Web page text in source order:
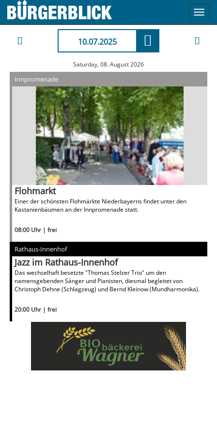
10.07.2025
Saturday, 08. August 2026
Innpromenade
Flohmarkt
Einer der schönsten Flohmärkte Niederbayerns findet unter den
Kastanienbäumen an der Innpromenade statt.
08:00 Uhr | frei
Rathaus-Innenhof
Jazz im Rathaus-Innenhof
Das wechselhaft besetzte "Thomas Stelzer Trio" um den
namensgebenden Sänger und Pianisten, diesmal begleitet von
Christoph Dehne (Schlagzeug) und Bernd Kleinow (Mundharmonika).
20:00 Uhr | frei